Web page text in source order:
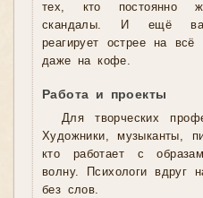
тех, кто постоянно
скандалы. И ещё
реагирует острее на
даже на кофе.
Работа и проекты
Для творческих
Художники, музыканты,
кто работает с
волну. Психологи вдруг
без слов.